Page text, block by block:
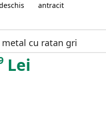
antracit
metal cu ratan gri
Lei